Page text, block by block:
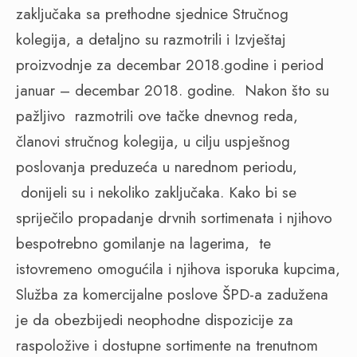
zaključaka sa prethodne sjednice Stručnog
kolegija, a detaljno su razmotrili i Izvještaj
proizvodnje za decembar 2018.godine i period
januar – decembar 2018. godine. Nakon što su
pažljivo razmotrili ove tačke dnevnog reda,
članovi stručnog kolegija, u cilju uspješnog
poslovanja preduzeća u narednom periodu,
donijeli su i nekoliko zaključaka. Kako bi se
spriječilo propadanje drvnih sortimenata i njihovo
bespotrebno gomilanje na lagerima, te
istovremeno omogućila i njihova isporuka kupcima,
Služba za komercijalne poslove ŠPD-a zadužena
je da obezbijedi neophodne dispozicije za
raspoložive i dostupne sortimente na trenutnom